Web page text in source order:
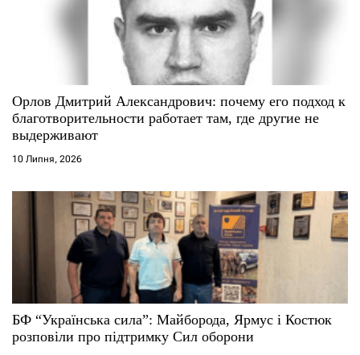
Орлов Дмитрий Александрович: почему его подход к
благотворительности работает там, где другие не
выдерживают
10 Липня, 2026
БФ “Українська сила”: Майборода, Ярмус і Костюк
розповіли про підтримку Сил оборони